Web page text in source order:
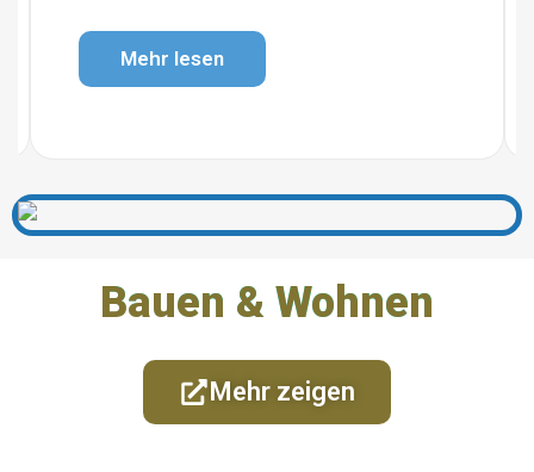
Mehr lesen
Bauen & Wohnen
Mehr zeigen